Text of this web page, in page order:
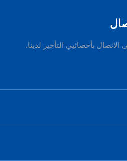
بأخصائيي التأجير لدينا.